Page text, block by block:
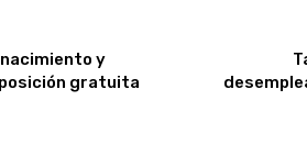
y
gratuita